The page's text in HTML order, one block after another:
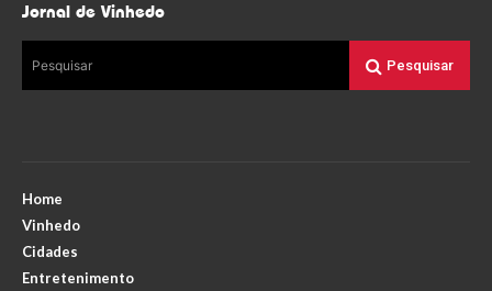
Jornal de Vinhedo
Pesquisar Pesquisar
Home
Vinhedo
Cidades
Entretenimento